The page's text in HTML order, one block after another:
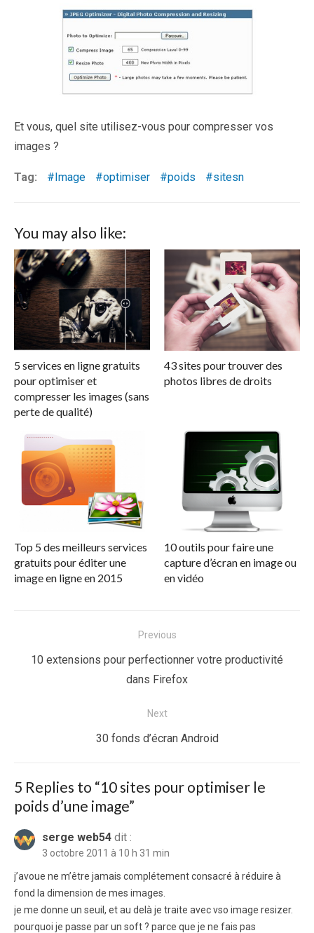
Et vous, quel site utilisez-vous pour compresser vos
images ?
Tag: Image optimiser poids sitesn
You may also like:
5 services en ligne gratuits
pour optimiser et
compresser les images (sans
perte de qualité)
43 sites pour trouver des
photos libres de droits
Top 5 des meilleurs services
gratuits pour éditer une
image en ligne en 2015
10 outils pour faire une
capture d’écran en image ou
en vidéo
de
Previous
Previous
10 extensions pour perfectionner votre productivité
dans Firefox
Next
Next
30 fonds d’écran Android
5 Replies to “10 sites pour optimiser le
poids d’une image”
serge web54 dit :
3 octobre 2011 à 10 h 31 min
j’avoue ne m’être jamais complétement consacré à réduire à
fond la dimension de mes images.
je me donne un seuil, et au delà je traite avec vso image resizer.
pourquoi je passe par un soft ? parce que je ne fais pas